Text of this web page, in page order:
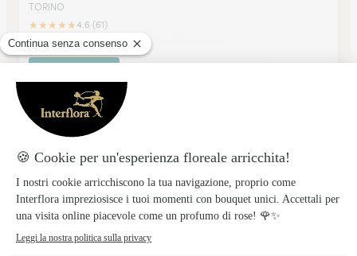
TORINO
★★★★★4.6 (61)
Via Caboto 43/C
La Rosa Blu Di Castelli Maria Rosa